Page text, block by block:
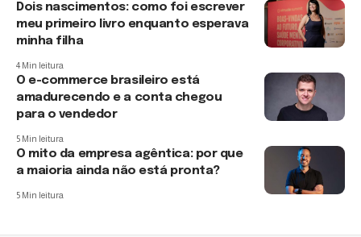
Dois nascimentos: como foi escrever
meu primeiro livro enquanto esperava
minha filha
4 Min leitura
O e-commerce brasileiro está
amadurecendo e a conta chegou
para o vendedor
5 Min leitura
O mito da empresa agêntica: por que
a maioria ainda não está pronta?
5 Min leitura